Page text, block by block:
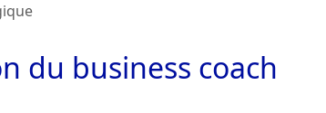
du business coach